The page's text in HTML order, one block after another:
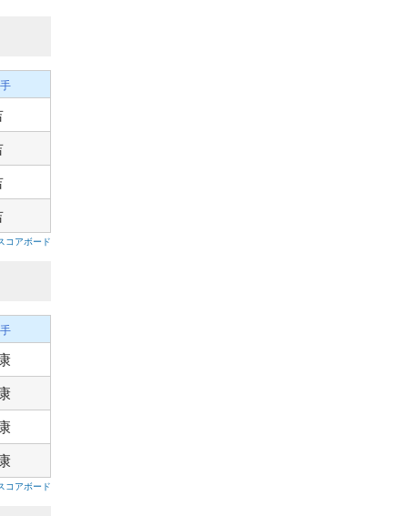
コアボード
コアボード